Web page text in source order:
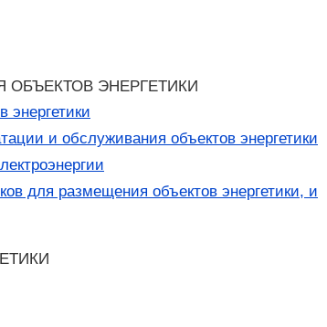
ЭНЕРГЕТИКИ
энергетики
и обслуживания объектов энергетики
для размещения объектов энергетики, и